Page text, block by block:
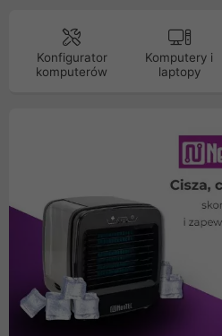
Konfigurator
komputerów
Komputery i
laptopy